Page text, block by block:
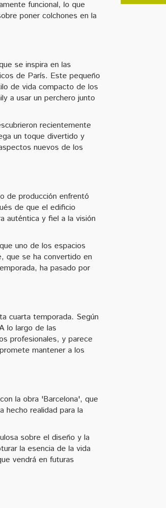
funcional, lo que
poner colchones en la
se inspira en las
de París. Este pequeño
de vida compacto de los
a usar un perchero junto
recientemente
un toque divertido y
nuevos de los
de producción enfrentó
de que el edificio
auténtica y fiel a la visión
uno de los espacios
que se ha convertido en
ha pasado por
cuarta temporada. Según
lo largo de las
profesionales, y parece
mantener a los
la obra 'Barcelona', que
hecho realidad para la
sobre el diseño y la
la esencia de la vida
vendrá en futuras